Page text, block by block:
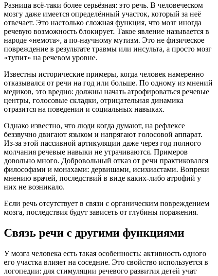
Разница всё-таки более серьёзная: это речь. В человеческом
мозгу даже имеется определённый участок, который за неё
отвечает. Это настолько сложная функция, что мозг иногда
речевую возможность блокирует. Такое явление называется в
народе «немота», а по-научному мутизм. Это не физическое
повреждение в результате травмы или инсульта, а просто мозг
«тупит» на речевом уровне.
Известны исторические примеры, когда человек намеренно
отказывался от речи на год или больше. По одному из мнений
медиков, это вредно: должны начать атрофироваться речевые
центры, голосовые складки, отрицательная динамика
отразится на поведении и социальных навыках.
Однако известно, что люди когда думают, на рефлексе
беззвучно двигают языком и напрягают голосовой аппарат.
Из-за этой пассивной артикуляции даже через год полного
молчания речевые навыки не утрачиваются. Примеров
довольно много. Добровольный отказ от речи практиковался
философами и монахами: дервишами, исихиастами. Вопреки
мнению врачей, последствий в виде каких-либо атрофий у
них не возникало.
Если речь отсутствует в связи с органическим повреждением
мозга, последствия будут зависеть от глубины поражения.
Связь речи с другими функциями
У мозга человека есть такая особенность: активность одного
его участка влияет на соседние. Это свойство используется в
логопедии: для стимуляции речевого развития детей учат